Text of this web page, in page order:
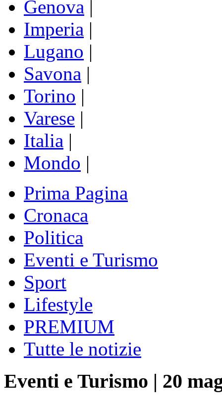
Genova |
Imperia |
Lugano |
Savona |
Torino |
Varese |
Italia |
Mondo |
Prima Pagina
Cronaca
Politica
Eventi e Turismo
Sport
Lifestyle
PREMIUM
Tutte le notizie
Eventi e Turismo | 20